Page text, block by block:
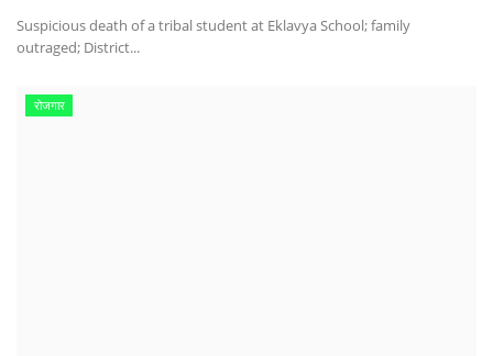
Suspicious death of a tribal student at Eklavya School; family
outraged; District...
रोजगार